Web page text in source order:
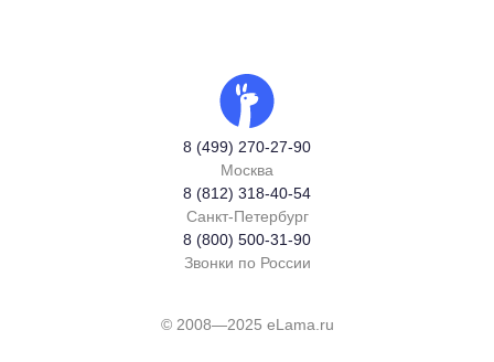
8 (499) 270-27-90
Москва
8 (812) 318-40-54
Санкт-Петербург
8 (800) 500-31-90
Звонки по России
© 2008—2025 eLama.ru